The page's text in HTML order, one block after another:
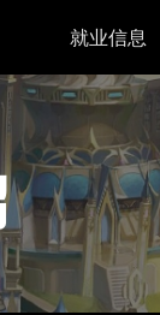
就业信息